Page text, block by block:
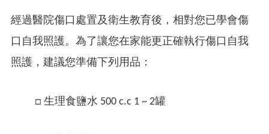
經過醫院傷口處置及衛生教育後，相對您已學會傷
口自我照護。為了讓您在家能更正確執行傷口自我
照護，建議您準備下列用品：
□ 生理食鹽水 500 c.c 1 ~ 2罐